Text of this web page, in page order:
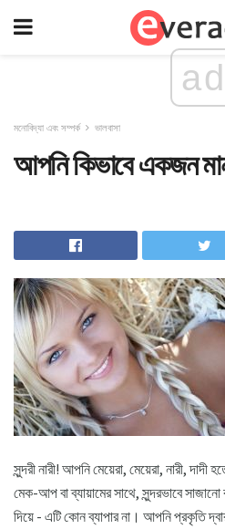
ad
মনোবিদ্যা এবং সম্পর্ক ভালবাসা
আপনি কিভাবে একজন
সুন্দরী নারী! আপনি মেয়েরা, মেয়েরা, নারী,
মেক-আপ বা ব্যায়ামের সাথে, সুন্দরভাবে সাজানো
দিয়ে - এটি কোন ব্যাপার না। আপনি প্রকৃতি